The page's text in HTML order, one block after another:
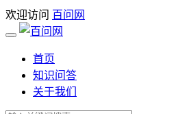
欢迎访问 百问网
首页
知识问答
关于我们